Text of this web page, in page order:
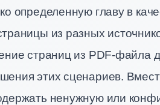
определенную главу в
из разных
страниц из PDF-файла
этих сценариев.
ненужную или